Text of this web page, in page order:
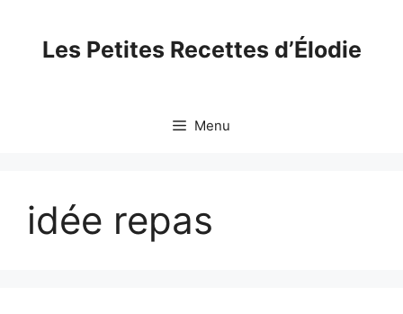
contentLes Petites Recettes d’Élodie
Menu
idée repas